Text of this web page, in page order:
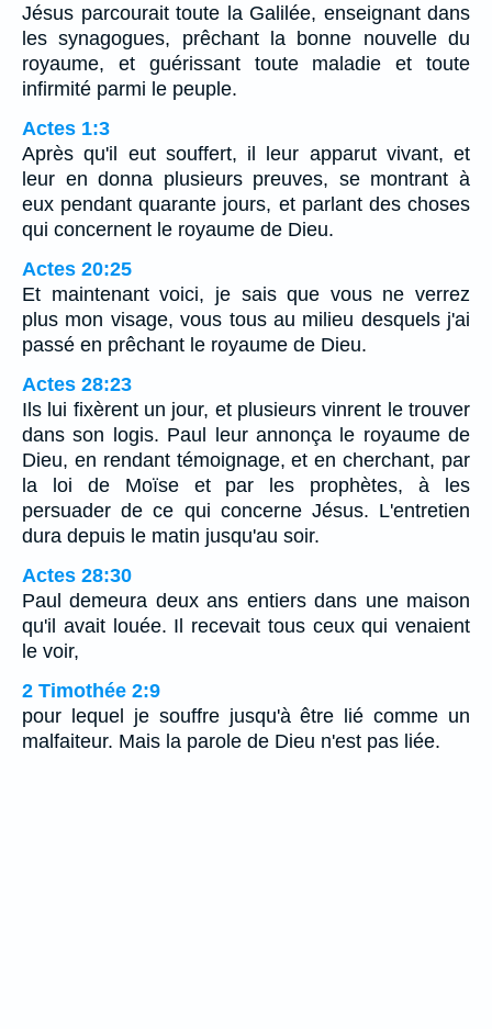
Jésus parcourait toute la Galilée, enseignant dans
les synagogues, prêchant la bonne nouvelle du
royaume, et guérissant toute maladie et toute
infirmité parmi le peuple.
Actes 1:3
Après qu'il eut souffert, il leur apparut vivant, et
leur en donna plusieurs preuves, se montrant à
eux pendant quarante jours, et parlant des choses
qui concernent le royaume de Dieu.
Actes 20:25
Et maintenant voici, je sais que vous ne verrez
plus mon visage, vous tous au milieu desquels j'ai
passé en prêchant le royaume de Dieu.
Actes 28:23
Ils lui fixèrent un jour, et plusieurs vinrent le trouver
dans son logis. Paul leur annonça le royaume de
Dieu, en rendant témoignage, et en cherchant, par
la loi de Moïse et par les prophètes, à les
persuader de ce qui concerne Jésus. L'entretien
dura depuis le matin jusqu'au soir.
Actes 28:30
Paul demeura deux ans entiers dans une maison
qu'il avait louée. Il recevait tous ceux qui venaient
le voir,
2 Timothée 2:9
pour lequel je souffre jusqu'à être lié comme un
malfaiteur. Mais la parole de Dieu n'est pas liée.